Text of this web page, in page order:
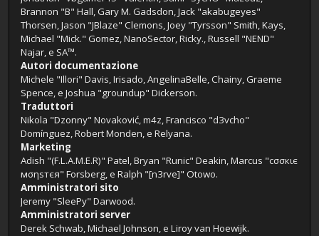
Brannon "B" Hall, Gary M. Gadsdon, Jack "akabugeyes"
Thorsen, Jason "JBlaze" Clemons, Joey "Tyrsson" Smith, Kays,
Michael "Mick." Gomez, NanoSector, Ricky., Russell "NEND"
Najar, e SA™.
Autori documentazione
Michele "Illori" Davis, Irisado, AngelinaBelle, Chainy, Graeme
Spence, e Joshua "groundup" Dickerson.
Traduttori
Nikola "Dzonny" Novaković, m4z, Francisco "d3vcho"
Domínguez, Robert Monden, e Relyana.
Marketing
Adish "(F.L.A.M.E.R)" Patel, Bryan "Runic" Deakin, Marcus "cσσкιє
мσηѕтєя" Forsberg, e Ralph "[n3rve]" Otowo.
Amministratori sito
Jeremy "SleePy" Darwood.
Amministratori server
Derek Schwab, Michael Johnson, e Liroy van Hoewijk.